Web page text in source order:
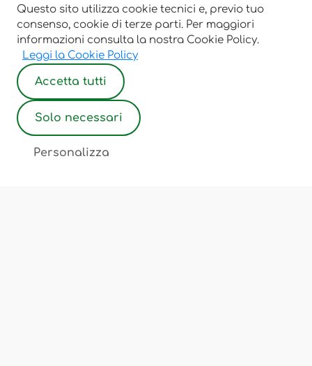
Questo sito utilizza cookie tecnici e, previo tuo
consenso, cookie di terze parti. Per maggiori
informazioni consulta la nostra Cookie Policy.
Leggi la Cookie Policy
Accetta tutti
Solo necessari
Personalizza